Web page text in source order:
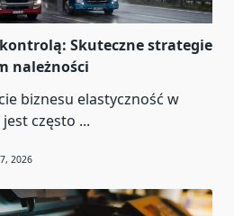
Skuteczne strategie
należności
biznesu elastyczność w
często ...
2026